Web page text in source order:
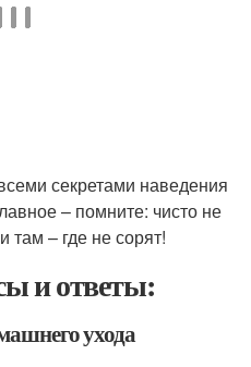
секретами наведения
– помните: чисто не
там – где не сорят!
и ответы:
ухода